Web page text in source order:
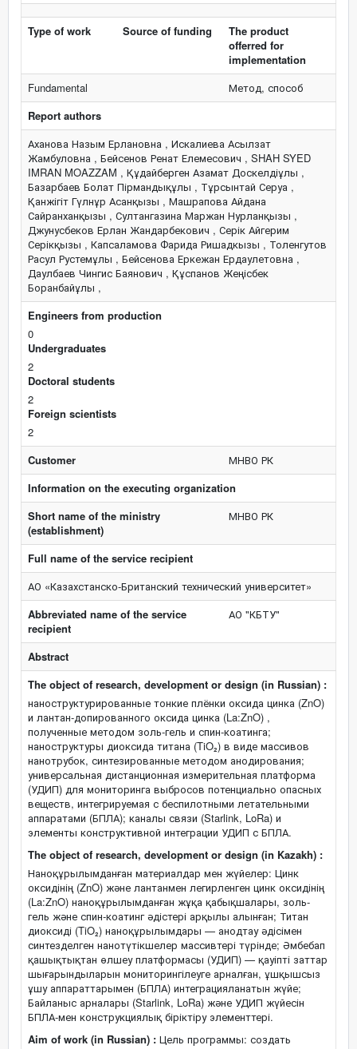
Type of work Source of funding
The product
offerred for
implementation
Fundamental
Метод, способ
Report authors
Аханова Назым Ерлановна , Искалиева Асылзат
Жамбуловна , Бейсенов Ренат Елемесович , SHAH SYED
IMRAN MOAZZAM , Құдайберген Азамат Доскелдіұлы ,
Базарбаев Болат Пірмандықұлы , Тұрсынтай Серуа ,
Қанжігіт Гүлнұр Асанқызы , Машрапова Айдана
Сайранханқызы , Султангазина Маржан Нурланқызы ,
Джунусбеков Ерлан Жандарбекович , Серік Айгерим
Серікқызы , Капсаламова Фарида Ришадкызы , Толенгутов
Расул Рустемұлы , Бейсенова Еркежан Ердаулетовна ,
Даулбаев Чингис Баянович , Құспанов Жеңісбек
Боранбайұлы ,
Engineers from production
0
Undergraduates
2
Doctoral students
2
Foreign scientists
2
Customer
МНВО РК
Information on the executing organization
Short name of the ministry
(establishment)
МНВО РК
Full name of the service recipient
АО «Казахстанско-Британский технический университет»
Abbreviated name of the service
recipient
АО "КБТУ"
Abstract
The object of research, development or design (in Russian) :
наноструктурированные тонкие плёнки оксида цинка (ZnO)
и лантан-допированного оксида цинка (La:ZnO) ,
полученные методом золь-гель и спин-коатинга;
наноструктуры диоксида титана (TiO₂) в виде массивов
нанотрубок, синтезированные методом анодирования;
универсальная дистанционная измерительная платформа
(УДИП) для мониторинга выбросов потенциально опасных
веществ, интегрируемая с беспилотными летательными
аппаратами (БПЛА); каналы связи (Starlink, LoRa) и
элементы конструктивной интеграции УДИП с БПЛА.
The object of research, development or design (in Kazakh) :
Наноқұрылымданған материалдар мен жүйелер: Цинк
оксидінің (ZnO) және лантанмен легирленген цинк оксидінің
(La:ZnO) наноқұрылымданған жұқа қабықшалары, золь-
гель және спин-коатинг әдістері арқылы алынған; Титан
диоксиді (TiO₂) наноқұрылымдары — анодтау әдісімен
синтезделген нанотүтікшелер массивтері түрінде; Әмбебап
қашықтықтан өлшеу платформасы (УДИП) — қауіпті заттар
шығарындыларын мониторингілеуге арналған, ұшқышсыз
ұшу аппараттарымен (БПЛА) интеграцияланатын жүйе;
Байланыс арналары (Starlink, LoRa) және УДИП жүйесін
БПЛА-мен конструкциялық біріктіру элементтері.
Aim of work (in Russian) : Цель программы: создать